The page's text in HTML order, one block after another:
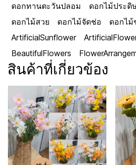
ดอกทานตะวันปลอม ดอกไม้ประดิ
ดอกไม้สวย
ดอกไม้จัดช่อ
ดอกไ
ArtificialSunflower
BeautifulFlowers
สินค้าที่เกี่ยวข้อง